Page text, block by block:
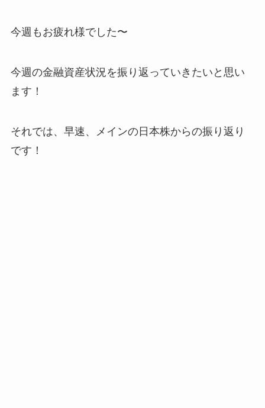
今週もお疲れ様でした〜
今週の金融資産状況を振り返っていきたいと思い
ます！
それでは、早速、メインの日本株からの振り返り
です！